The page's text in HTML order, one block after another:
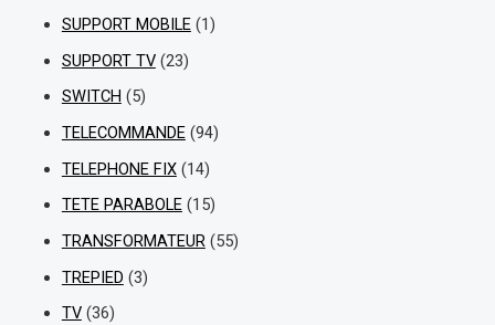
SUPPORT MOBILE (1)
SUPPORT TV (23)
SWITCH (5)
TELECOMMANDE (94)
TELEPHONE FIX (14)
TETE PARABOLE (15)
TRANSFORMATEUR (55)
TREPIED (3)
TV (36)